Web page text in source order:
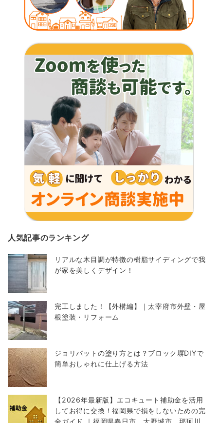
人気記事のランキング
リアルな木目調が特徴の樹脂サイディングで我
が家を美しくデザイン！
完工しました！【外構編】｜太宰府市外壁・屋
根塗装・リフォーム
ジョリパットの塗り方とは？ブロック塀DIYで
簡単おしゃれに仕上げる方法
【2026年最新版】エコキュート補助金を活用
してお得に交換！福岡県で損をしないための完